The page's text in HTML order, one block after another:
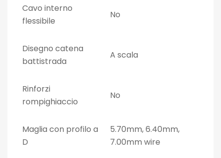
Cavo interno
flessibile
No
Disegno catena
battistrada
A scala
Rinforzi
rompighiaccio
No
Maglia con profilo a
D
5.70mm, 6.40mm,
7.00mm wire